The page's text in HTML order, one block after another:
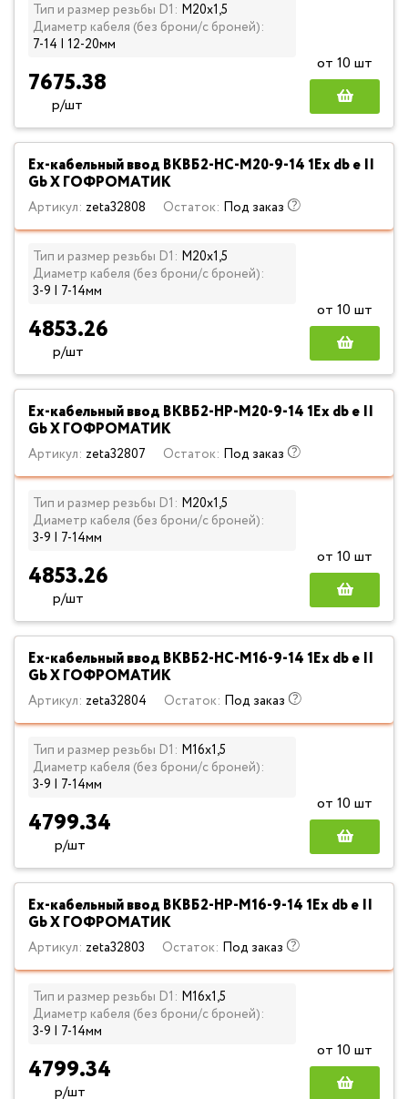
Тип и размер резьбы D1: М20х1,5
Диаметр кабеля (без брони/с броней):
7-14 | 12-20мм
7675.38
р/шт
от 10 шт
Ех-кабельный ввод ВКВБ2-НС-M20-9-14 1Ex db e II
Gb X ГОФРОМАТИК
Артикул: zeta32808 Остаток: Под заказ
Тип и размер резьбы D1: М20х1,5
Диаметр кабеля (без брони/с броней):
3-9 | 7-14мм
4853.26
р/шт
от 10 шт
Ех-кабельный ввод ВКВБ2-НР-M20-9-14 1Ex db e II
Gb X ГОФРОМАТИК
Артикул: zeta32807 Остаток: Под заказ
Тип и размер резьбы D1: М20х1,5
Диаметр кабеля (без брони/с броней):
3-9 | 7-14мм
4853.26
р/шт
от 10 шт
Ех-кабельный ввод ВКВБ2-НС-M16-9-14 1Ex db e II
Gb X ГОФРОМАТИК
Артикул: zeta32804 Остаток: Под заказ
Тип и размер резьбы D1: М16х1,5
Диаметр кабеля (без брони/с броней):
3-9 | 7-14мм
4799.34
р/шт
от 10 шт
Ех-кабельный ввод ВКВБ2-НР-M16-9-14 1Ex db e II
Gb X ГОФРОМАТИК
Артикул: zeta32803 Остаток: Под заказ
Тип и размер резьбы D1: М16х1,5
Диаметр кабеля (без брони/с броней):
3-9 | 7-14мм
4799.34
р/шт
от 10 шт